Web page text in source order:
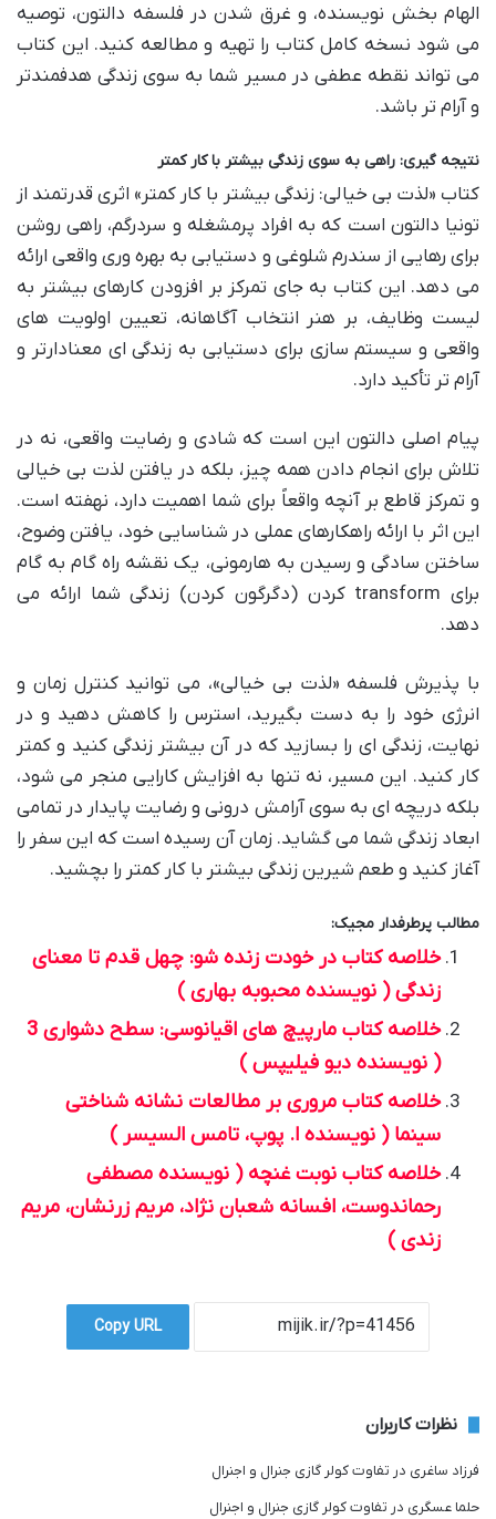
الهام بخش نویسنده، و غرق شدن در فلسفه دالتون، توصیه
می شود نسخه کامل کتاب را تهیه و مطالعه کنید. این کتاب
می تواند نقطه عطفی در مسیر شما به سوی زندگی هدفمندتر
و آرام تر باشد.
نتیجه گیری: راهی به سوی زندگی بیشتر با کار کمتر
کتاب «لذت بی خیالی: زندگی بیشتر با کار کمتر» اثری قدرتمند از
تونیا دالتون است که به افراد پرمشغله و سردرگم، راهی روشن
برای رهایی از سندرم شلوغی و دستیابی به بهره وری واقعی ارائه
می دهد. این کتاب به جای تمرکز بر افزودن کارهای بیشتر به
لیست وظایف، بر هنر انتخاب آگاهانه، تعیین اولویت های
واقعی و سیستم سازی برای دستیابی به زندگی ای معنادارتر و
آرام تر تأکید دارد.
پیام اصلی دالتون این است که شادی و رضایت واقعی، نه در
تلاش برای انجام دادن همه چیز، بلکه در یافتن لذت بی خیالی
و تمرکز قاطع بر آنچه واقعاً برای شما اهمیت دارد، نهفته است.
این اثر با ارائه راهکارهای عملی در شناسایی خود، یافتن وضوح،
ساختن سادگی و رسیدن به هارمونی، یک نقشه راه گام به گام
برای transform کردن (دگرگون کردن) زندگی شما ارائه می
دهد.
با پذیرش فلسفه «لذت بی خیالی»، می توانید کنترل زمان و
انرژی خود را به دست بگیرید، استرس را کاهش دهید و در
نهایت، زندگی ای را بسازید که در آن بیشتر زندگی کنید و کمتر
کار کنید. این مسیر، نه تنها به افزایش کارایی منجر می شود،
بلکه دریچه ای به سوی آرامش درونی و رضایت پایدار در تمامی
ابعاد زندگی شما می گشاید. زمان آن رسیده است که این سفر را
آغاز کنید و طعم شیرین زندگی بیشتر با کار کمتر را بچشید.
مطالب پرطرفدار مجیک:
خلاصه کتاب در خودت زنده شو: چهل قدم تا معنای
زندگی ( نویسنده محبوبه بهاری )
خلاصه کتاب مارپیچ های اقیانوسی: سطح دشواری 3
( نویسنده دیو فیلیپس )
خلاصه کتاب مروری بر مطالعات نشانه شناختی
سینما ( نویسنده ا. پوپ، تامس السیسر )
خلاصه کتاب نوبت غنچه ( نویسنده مصطفی
رحماندوست، افسانه شعبان نژاد، مریم زرنشان، مریم
زندی )
Copy URL
نظرات کاربران
فرزاد ساغری در تفاوت کولر گازی جنرال و اجنرال
حلما عسگری در تفاوت کولر گازی جنرال و اجنرال